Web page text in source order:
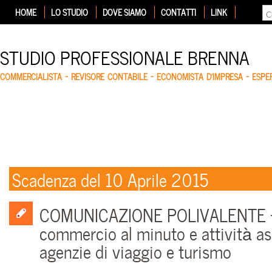
HOME LO STUDIO DOVE SIAMO CONTATTI LINK
STUDIO PROFESSIONALE BRENNA
COMMERCIALISTA – REVISORE CONTABILE – ECONOMISTA D'IMPRESA –
Scadenza del 10 Aprile 2015
COMUNICAZIONE
commercio al minuto e attività
agenzie di viaggio e turismo